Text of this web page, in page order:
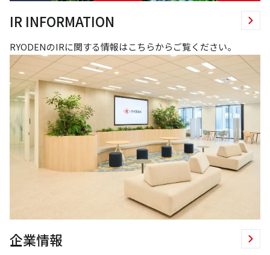
IR INFORMATION
RYODENのIRに関する情報はこちらからご覧ください。
企業情報